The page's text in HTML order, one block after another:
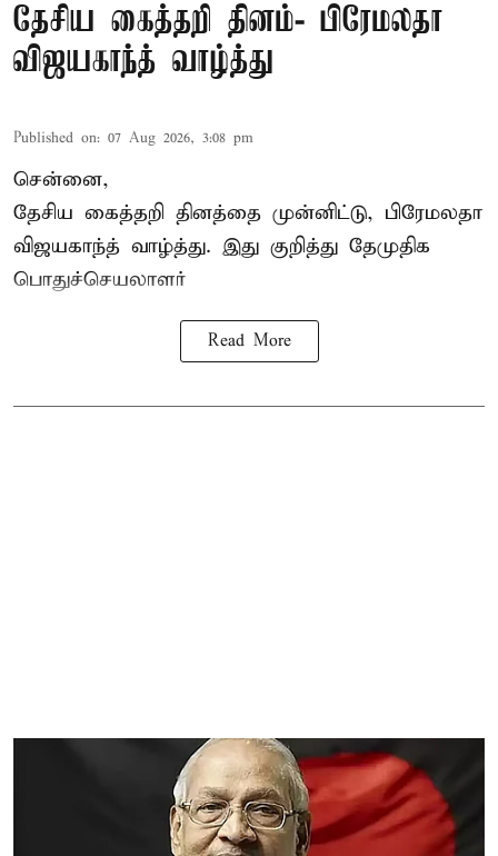
தேசிய கைத்தறி தினம்- பிரேமலதா
விஜயகாந்த் வாழ்த்து
Published on: 07 Aug 2026, 3:08 pm
சென்னை,
தேசிய கைத்தறி தினத்தை முன்னிட்டு, பிரேமலதா
விஜயகாந்த் வாழ்த்து. இது குறித்து தேமுதிக
பொதுச்செயலாளர்
Read More